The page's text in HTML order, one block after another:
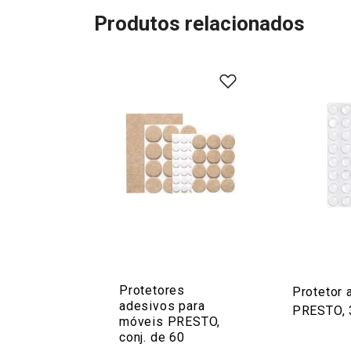
Produtos relacionados
Protetores
adesivos para
móveis PRESTO,
conj. de 60
Protetor